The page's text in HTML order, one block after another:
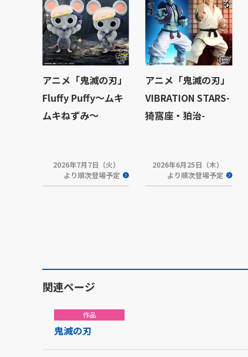
アニメ「鬼滅の刃」
Fluffy Puffy～ムキ
ムキねずみ～
2026年7月7日（火）
より順次登場予定
アニメ「鬼滅の刃」
VIBRATION STARS-
猗窩座・狛治-
2026年6月25日（木）
より順次登場予定
関連ページ
作品
鬼滅の刃